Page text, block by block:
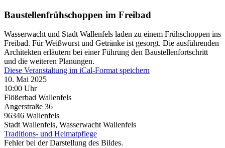
Baustellenfrühschoppen im Freibad
Wasserwacht und Stadt Wallenfels laden zu einem Frühschoppen ins
Freibad. Für Weißwurst und Getränke ist gesorgt. Die ausführenden
Architekten erläutern bei einer Führung den Baustellenfortschritt
und die weiteren Planungen.
Diese Veranstaltung im iCal-Format speichern
10. Mai 2025
10:00 Uhr
Flößerbad Wallenfels
Angerstraße 36
96346 Wallenfels
Stadt Wallenfels, Wasserwacht Wallenfels
Traditions- und Heimatpflege
Fehler bei der Darstellung des Bildes.